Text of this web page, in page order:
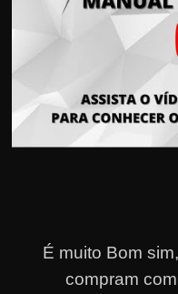
É muito Bom
compram